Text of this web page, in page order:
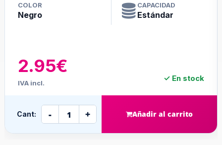
COLOR
Negro
CAPACIDAD
Estándar
2.95€
IVA incl. ✓ En stock
Cant: - + Añadir al carrito